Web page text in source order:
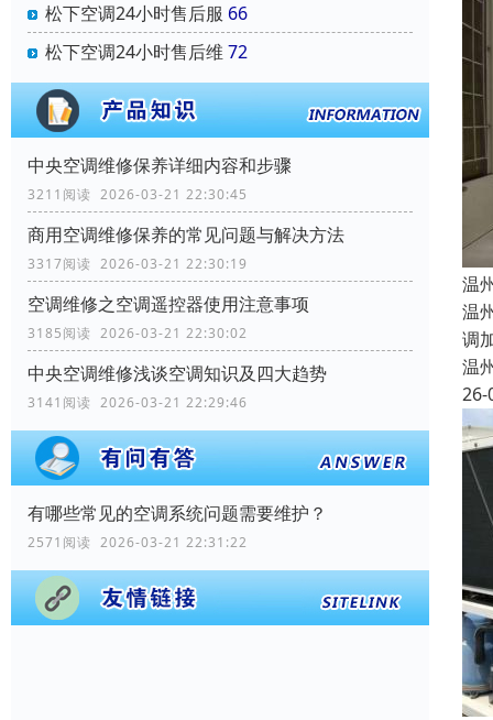
松下空调24小时售后服 66
松下空调24小时售后维 72
中央空调维修保养详细内容和步骤
3211阅读 2026-03-21 22:30:45
商用空调维修保养的常见问题与解决方法
3317阅读 2026-03-21 22:30:19
空调维修之空调遥控器使用注意事项
3185阅读 2026-03-21 22:30:02
中央空调维修浅谈空调知识及四大趋势
3141阅读 2026-03-21 22:29:46
有哪些常见的空调系统问题需要维护？
2571阅读 2026-03-21 22:31:22
温
温
调
温
26-